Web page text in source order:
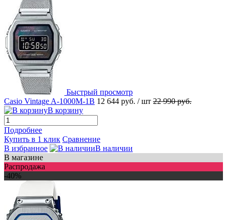
Быстрый просмотр
Casio Vintage A-1000M-1B 12 644 руб. / шт 22 990 руб.
В корзину
Подробнее
Купить в 1 клик Сравнение
В избранное
В наличии
В магазине
Распродажа
-40%